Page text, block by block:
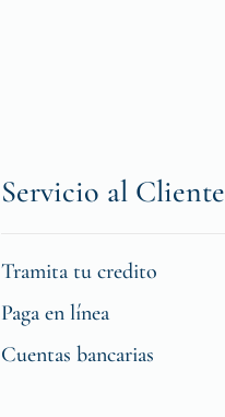
Servicio al Cliente
Tramita tu credito
Paga en línea
Cuentas bancarias